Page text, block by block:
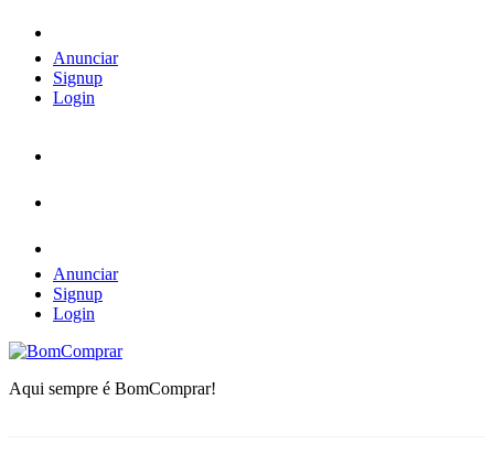
Anunciar
Signup
Login
Anunciar
Signup
Login
BomComprar
Aqui sempre é BomComprar!